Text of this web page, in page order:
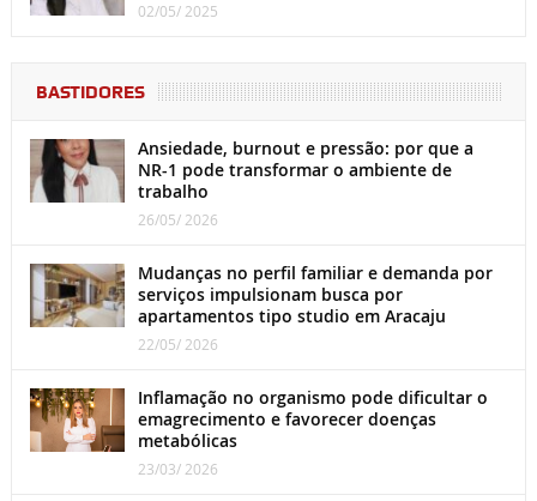
02/05/ 2025
BASTIDORES
Ansiedade, burnout e pressão: por que a
NR-1 pode transformar o ambiente de
trabalho
26/05/ 2026
Mudanças no perfil familiar e demanda por
serviços impulsionam busca por
apartamentos tipo studio em Aracaju
22/05/ 2026
Inflamação no organismo pode dificultar o
emagrecimento e favorecer doenças
metabólicas
23/03/ 2026